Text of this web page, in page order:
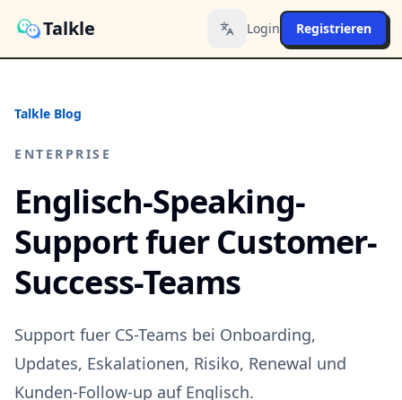
Talkle Toggle language
Login Registrieren
Talkle Blog
ENTERPRISE
Englisch-Speaking-
Support fuer Customer-
Success-Teams
Support fuer CS-Teams bei Onboarding,
Updates, Eskalationen, Risiko, Renewal und
Kunden-Follow-up auf Englisch.